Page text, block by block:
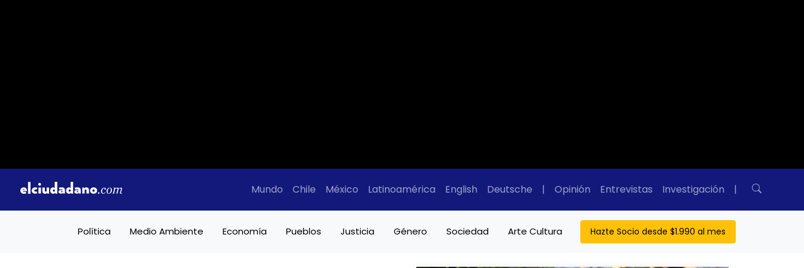
Mundo Chile México Latinoamérica English Deutsche | Opinión Entrevistas Investigación |
Política Medio Ambiente Economía Pueblos Justicia Género Sociedad Arte Cultura Hazte Socio desde $1.990 al mes